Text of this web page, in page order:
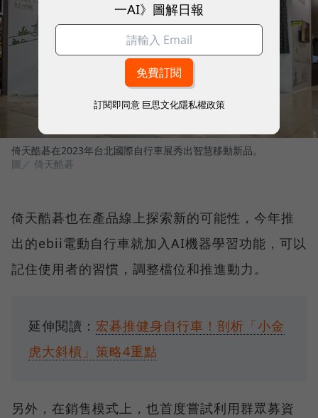
倚天酷碁在2023年台北國際自行車展秀出智慧移動新品。
圖／ 倚天酷碁
倚天酷碁也在產品線上探索新的可能性，今年推
出的ebii電動自行車就加入AI機器學習功能，可以
記住使用者的習慣，調整檔位和推進動力。
延伸閱讀： 宏碁推健身自行車！剖析「小金
虎大斜槓」策略4重點
另外，在銷售模式上，也首度嘗試利用群眾募資
一AI》圖解日報
訂閱即同意 巨思文化隱私權政策